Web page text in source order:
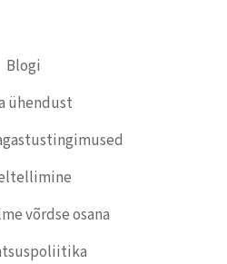
Blogi
ühendust
võrdse osana